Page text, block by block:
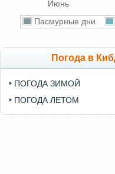
Июнь
Пасмурные дни
Погода в
ПОГОДА ЗИМОЙ
ПОГОДА ЛЕТОМ